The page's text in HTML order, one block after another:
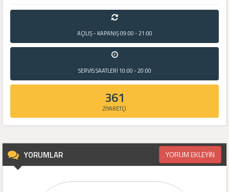
AÇILIŞ - KAPANIŞ09:00 - 21:00
SERVİS SAATLERİ 10:00 - 20:00
361
ZİYARETÇİ
YORUMLAR YORUM EKLEYİN